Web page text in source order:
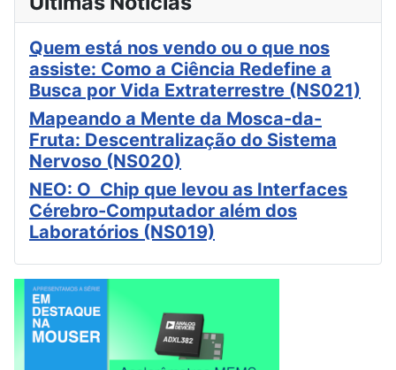
Quem está nos vendo ou o que nos
assiste: Como a Ciência Redefine a
Busca por Vida Extraterrestre (NS021)
Mapeando a Mente da Mosca-da-
Fruta: Descentralização do Sistema
Nervoso (NS020)
NEO: O Chip que levou as Interfaces
Cérebro-Computador além dos
Laboratórios (NS019)